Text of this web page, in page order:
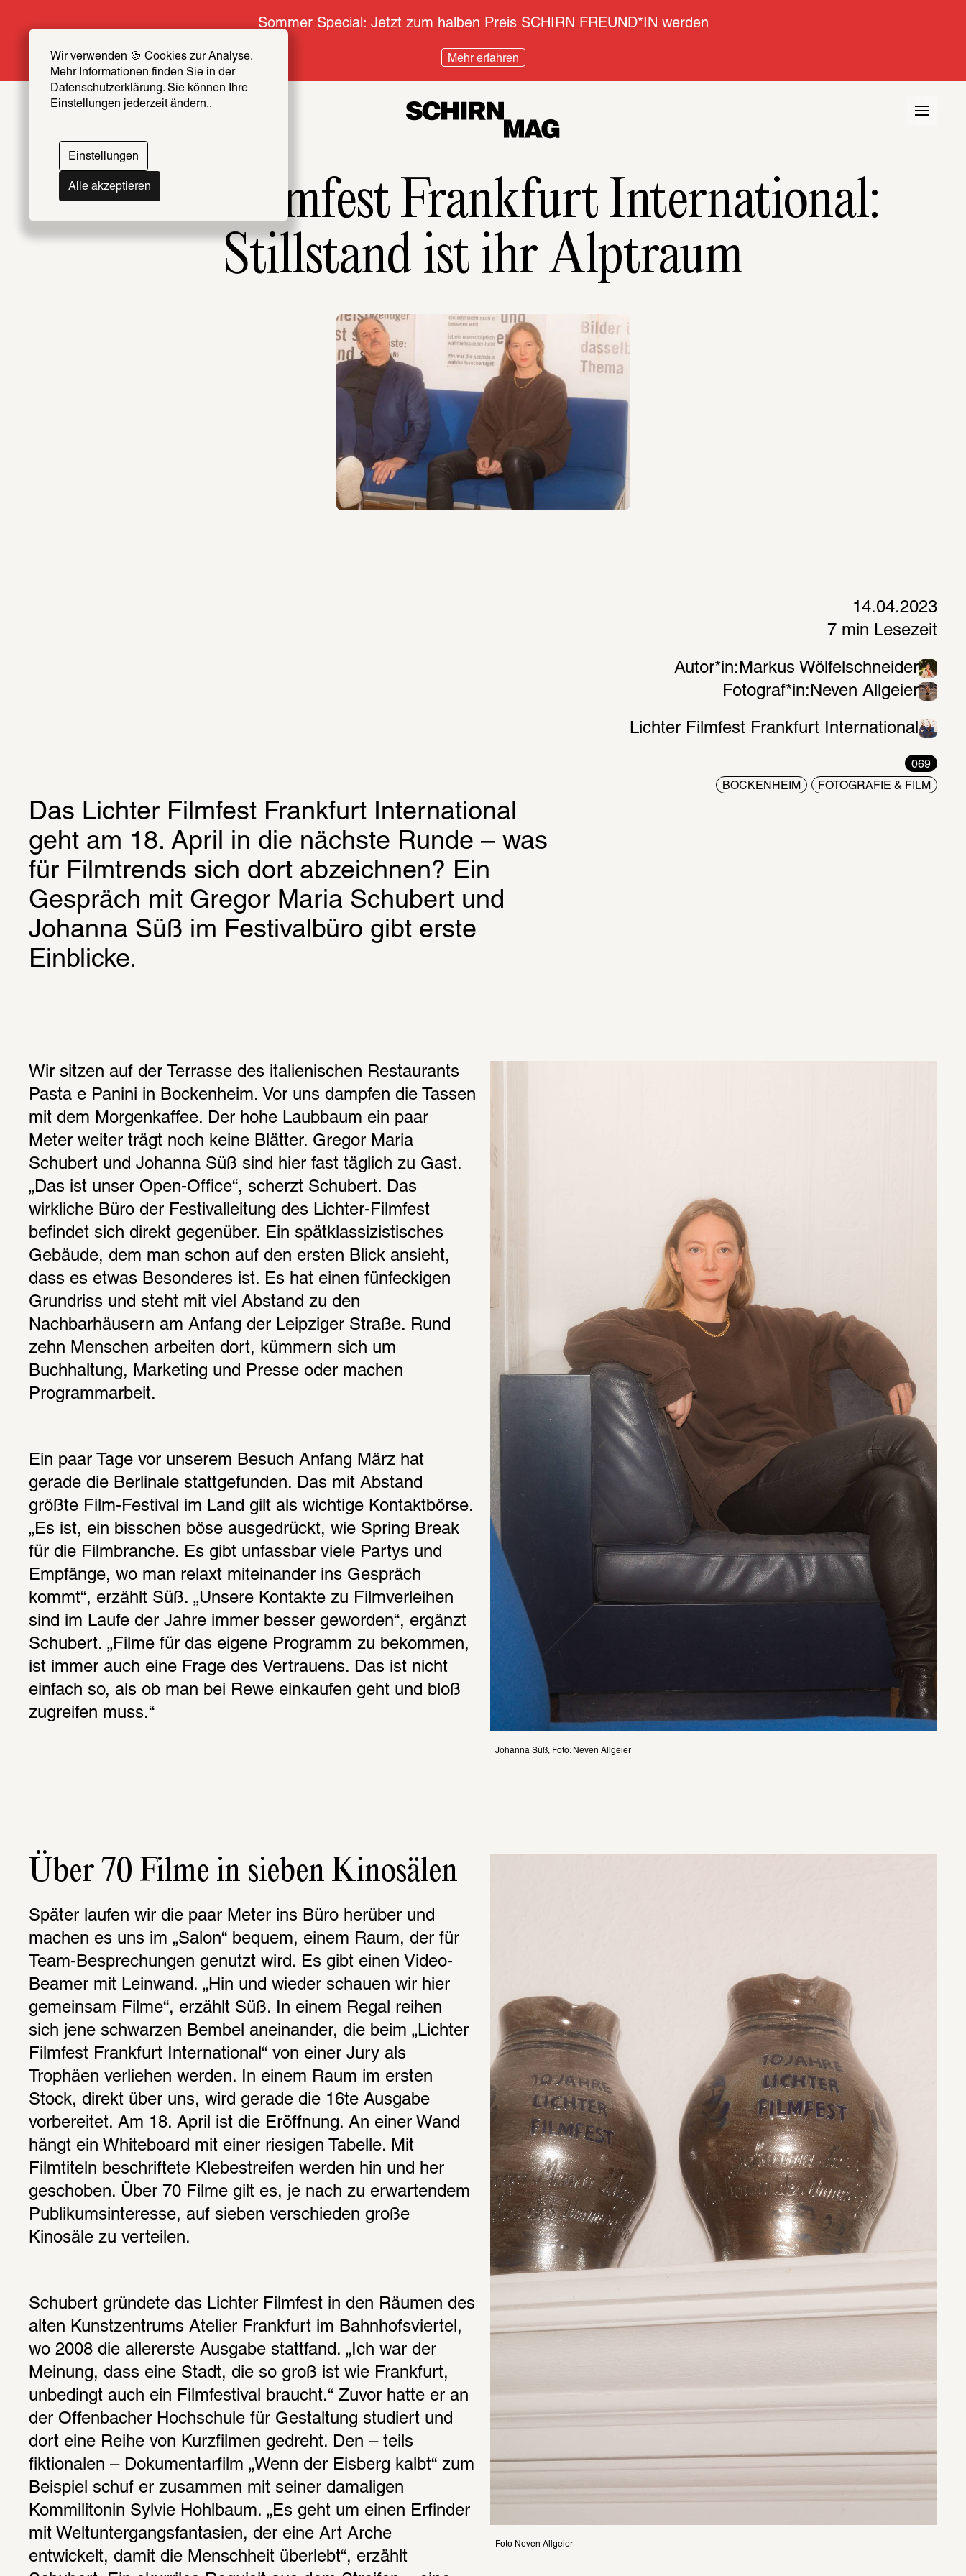
Wir verwenden 🍪 Cookies zur Analyse.
Mehr Informationen finden Sie in der
Datenschutzerklärung. Sie können Ihre
Einstellungen jederzeit ändern..
Einstellungen
Alle akzeptieren
Sommer Special: Jetzt zum halben Preis SCHIRN FREUND*IN werden
Mehr erfahren
Lichter Filmfest Frankfurt International:
Stillstand ist ihr Alptraum
14.04.2023
7 min Lesezeit
Autor*in: Markus Wölfelschneider
Fotograf*in: Neven Allgeier
Lichter Filmfest Frankfurt International
069
BOCKENHEIM FOTOGRAFIE & FILM
Das Lichter Filmfest Frankfurt International
geht am 18. April in die nächste Runde – was
für Filmtrends sich dort abzeichnen? Ein
Gespräch mit Gregor Maria Schubert und
Johanna Süß im Festivalbüro gibt erste
Einblicke.
Wir sitzen auf der Terrasse des italienischen Restaurants
Pasta e Panini in Bockenheim. Vor uns dampfen die Tassen
mit dem Morgenkaffee. Der hohe Laubbaum ein paar
Meter weiter trägt noch keine Blätter. Gregor Maria
Schubert und Johanna Süß sind hier fast täglich zu Gast.
„Das ist unser Open-Office“, scherzt Schubert. Das
wirkliche Büro der Festivalleitung des Lichter-Filmfest
befindet sich direkt gegenüber. Ein spätklassizistisches
Gebäude, dem man schon auf den ersten Blick ansieht,
dass es etwas Besonderes ist. Es hat einen fünfeckigen
Grundriss und steht mit viel Abstand zu den
Nachbarhäusern am Anfang der Leipziger Straße. Rund
zehn Menschen arbeiten dort, kümmern sich um
Buchhaltung, Marketing und Presse oder machen
Programmarbeit.
Ein paar Tage vor unserem Besuch Anfang März hat
gerade die Berlinale stattgefunden. Das mit Abstand
größte Film-Festival im Land gilt als wichtige Kontaktbörse.
„Es ist, ein bisschen böse ausgedrückt, wie Spring Break
für die Filmbranche. Es gibt unfassbar viele Partys und
Empfänge, wo man relaxt miteinander ins Gespräch
kommt“, erzählt Süß. „Unsere Kontakte zu Filmverleihen
sind im Laufe der Jahre immer besser geworden“, ergänzt
Schubert. „Filme für das eigene Programm zu bekommen,
ist immer auch eine Frage des Vertrauens. Das ist nicht
einfach so, als ob man bei Rewe einkaufen geht und bloß
zugreifen muss.“
Johanna Süß, Foto: Neven Allgeier
Über 70 Filme in sieben Kinosälen
Später laufen wir die paar Meter ins Büro herüber und
machen es uns im „Salon“ bequem, einem Raum, der für
Team-Besprechungen genutzt wird. Es gibt einen Video-
Beamer mit Leinwand. „Hin und wieder schauen wir hier
gemeinsam Filme“, erzählt Süß. In einem Regal reihen
sich jene schwarzen Bembel aneinander, die beim „Lichter
Filmfest Frankfurt International“ von einer Jury als
Trophäen verliehen werden. In einem Raum im ersten
Stock, direkt über uns, wird gerade die 16te Ausgabe
vorbereitet. Am 18. April ist die Eröffnung. An einer Wand
hängt ein Whiteboard mit einer riesigen Tabelle. Mit
Filmtiteln beschriftete Klebestreifen werden hin und her
geschoben. Über 70 Filme gilt es, je nach zu erwartendem
Publikumsinteresse, auf sieben verschieden große
Kinosäle zu verteilen.
Schubert gründete das Lichter Filmfest in den Räumen des
alten Kunstzentrums Atelier Frankfurt im Bahnhofsviertel,
wo 2008 die allererste Ausgabe stattfand. „Ich war der
Meinung, dass eine Stadt, die so groß ist wie Frankfurt,
unbedingt auch ein Filmfestival braucht.“ Zuvor hatte er an
der Offenbacher Hochschule für Gestaltung studiert und
dort eine Reihe von Kurzfilmen gedreht. Den – teils
fiktionalen – Dokumentarfilm „Wenn der Eisberg kalbt“ zum
Beispiel schuf er zusammen mit seiner damaligen
Kommilitonin Sylvie Hohlbaum. „Es geht um einen Erfinder
mit Weltuntergangsfantasien, der eine Art Arche
entwickelt, damit die Menschheit überlebt“, erzählt
Foto Neven Allgeier